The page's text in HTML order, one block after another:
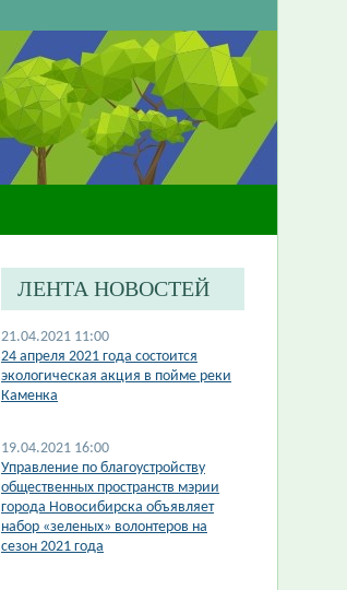
ЛЕНТА НОВОСТЕЙ
21.04.2021 11:00
24 апреля 2021 года состоится
экологическая акция в пойме реки
Каменка
19.04.2021 16:00
Управление по благоустройству
общественных пространств мэрии
города Новосибирска объявляет
набор «зеленых» волонтеров на
сезон 2021 года